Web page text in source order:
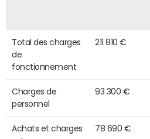
Total des charges
de
fonctionnement
211 810 €
Charges de
personnel
93 300 €
Achats et charges
78 690 €